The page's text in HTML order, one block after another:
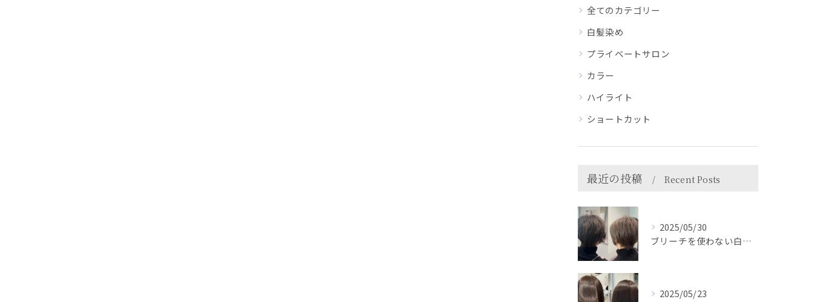
全てのカテゴリー
白髪染め
プライベートサロン
カラー
ハイライト
ショートカット
最近の投稿 Recent Posts
2025/05/30
ブリーチを使わない白髪ぼかしで自然におしゃれに＊HEARTS...
2025/05/23